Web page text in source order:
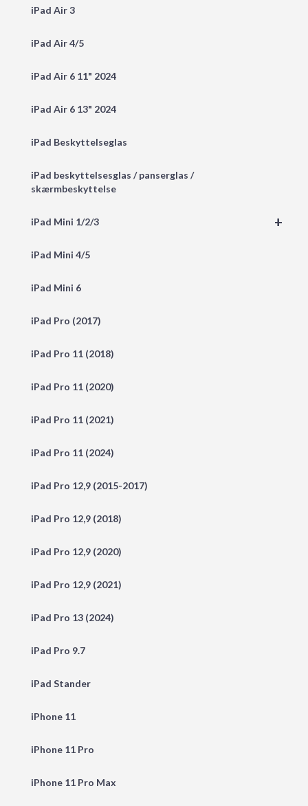
iPad Air 3
iPad Air 4/5
iPad Air 6 11" 2024
iPad Air 6 13" 2024
iPad Beskyttelseglas
iPad beskyttelsesglas / panserglas /
skærmbeskyttelse
+
iPad Mini 1/2/3
iPad Mini 4/5
iPad Mini 6
iPad Pro (2017)
iPad Pro 11 (2018)
iPad Pro 11 (2020)
iPad Pro 11 (2021)
iPad Pro 11 (2024)
iPad Pro 12,9 (2015-2017)
iPad Pro 12,9 (2018)
iPad Pro 12,9 (2020)
iPad Pro 12,9 (2021)
iPad Pro 13 (2024)
iPad Pro 9.7
iPad Stander
iPhone 11
iPhone 11 Pro
iPhone 11 Pro Max